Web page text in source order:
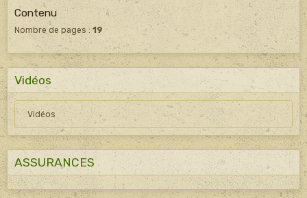
Contenu
Nombre de pages : 19
Vidéos
Vidéos
ASSURANCES